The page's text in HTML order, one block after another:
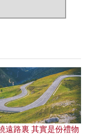
遠路裏 其實是份禮物